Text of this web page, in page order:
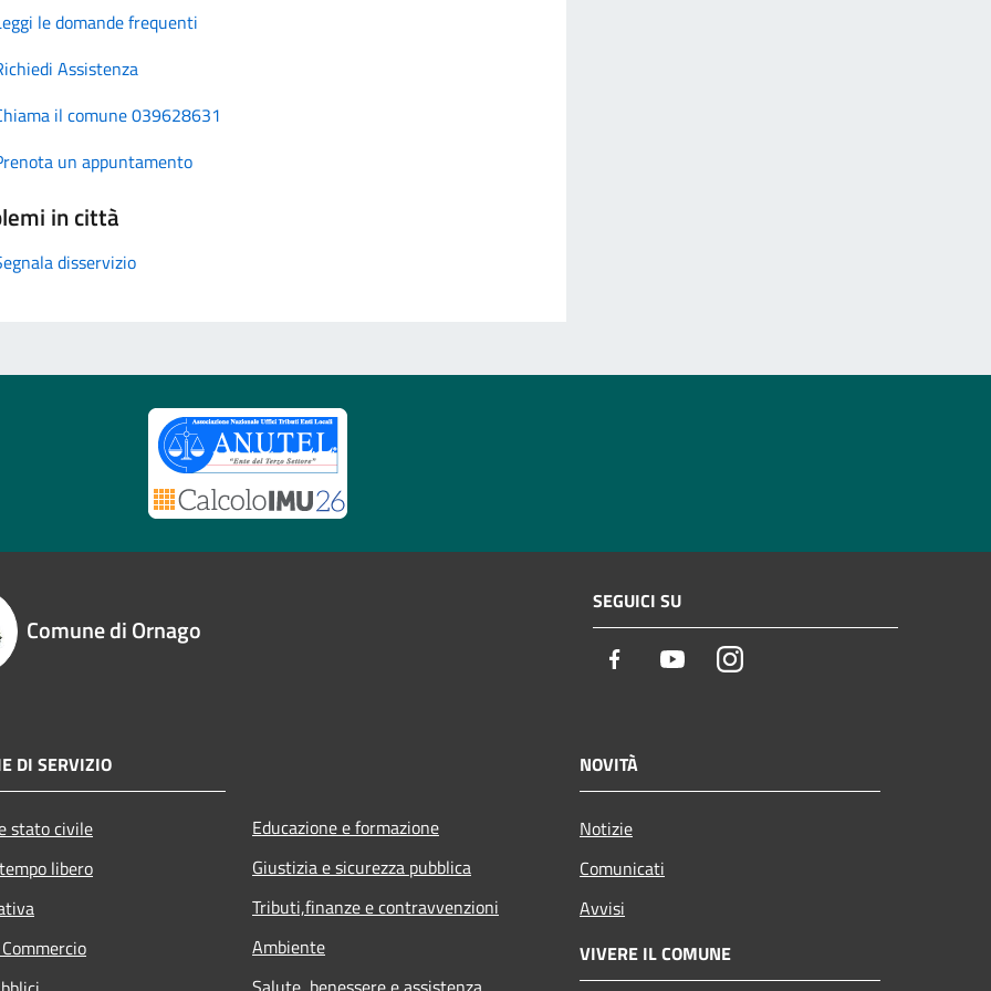
le domande frequenti
Assistenza
il comune 039628631
un appuntamento
in città
disservizio
Comune di Ornago
SEGUICI SU
Facebook YoutubeInstagram
DI SERVIZIO
stato civile
libero
Educazione e formazione
Giustizia e sicurezza pubblica
Tributi,finanze e contravvenzioni
Ambiente
NOVITÀ
Notizie
Comunicati
Avvisi
VIVERE IL COMUNE